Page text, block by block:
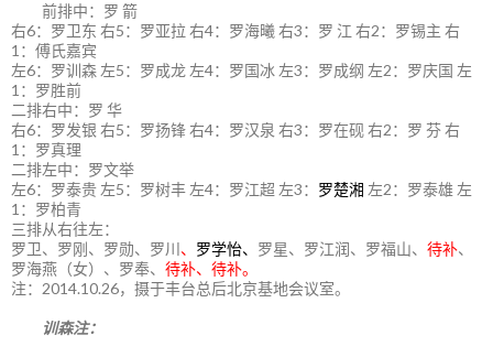
前排中：罗 箭
右6：罗卫东 右5：罗亚拉 右4：罗海曦 右3：罗 江 右2：罗锡主 右
1：傅氏嘉宾
左6：罗训森 左5：罗成龙 左4：罗国冰 左3：罗成纲 左2：罗庆国 左
1：罗胜前
二排右中：罗 华
右6：罗发银 右5：罗扬锋 右4：罗汉泉 右3：罗在砚 右2：罗 芬 右
1：罗真理
二排左中：罗文举
左6：罗泰贵 左5：罗树丰 左4：罗江超 左3： 罗楚湘 左2：罗泰雄 左
1：罗柏青
三排从右往左：
罗卫、罗刚、罗勋、罗川 、 罗学怡、 罗星、罗江润、罗福山、 待补、
罗海燕（女）、罗奉、 待补、待补。
注：2014.10.26，摄于丰台总后北京基地会议室。
训森注：